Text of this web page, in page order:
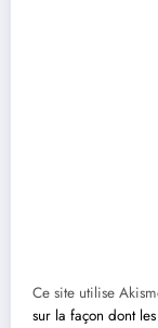
Ce site utilise
sur la façon dont